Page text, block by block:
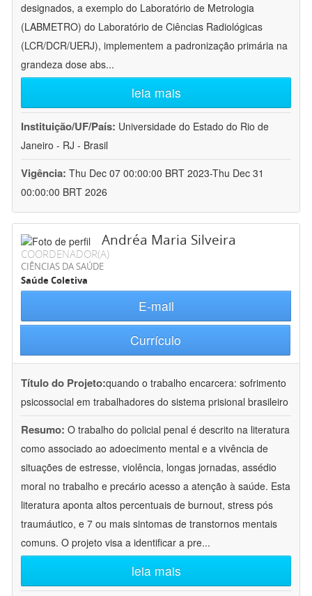
designados, a exemplo do Laboratório de Metrologia
(LABMETRO) do Laboratório de Ciências Radiológicas
(LCR/DCR/UERJ), implementem a padronização primária na
grandeza dose abs...
leia mais
Instituição/UF/País: Universidade do Estado do Rio de
Janeiro - RJ - Brasil
Vigência: Thu Dec 07 00:00:00 BRT 2023-Thu Dec 31
00:00:00 BRT 2026
Andréa Maria Silveira
COORDENADOR(A)
CIÊNCIAS DA SAÚDE
Saúde Coletiva
E-mail
Currículo
Título do Projeto:quando o trabalho encarcera: sofrimento
psicossocial em trabalhadores do sistema prisional brasileiro
Resumo: O trabalho do policial penal é descrito na literatura
como associado ao adoecimento mental e a vivência de
situações de estresse, violência, longas jornadas, assédio
moral no trabalho e precário acesso a atenção à saúde. Esta
literatura aponta altos percentuais de burnout, stress pós
traumáutico, e 7 ou mais sintomas de transtornos mentais
comuns. O projeto visa a identificar a pre...
leia mais